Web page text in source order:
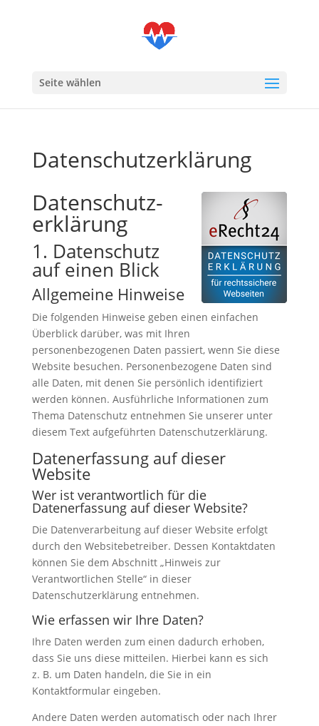
Seite wählen
Datenschutzerklärung
Datenschutz­
erklärung
1. Datenschutz
auf einen Blick
Allgemeine Hinweise
Die folgenden Hinweise geben einen einfachen
Überblick darüber, was mit Ihren
personenbezogenen Daten passiert, wenn Sie diese
Website besuchen. Personenbezogene Daten sind
alle Daten, mit denen Sie persönlich identifiziert
werden können. Ausführliche Informationen zum
Thema Datenschutz entnehmen Sie unserer unter
diesem Text aufgeführten Datenschutzerklärung.
Datenerfassung auf dieser
Website
Wer ist verantwortlich für die
Datenerfassung auf dieser Website?
Die Datenverarbeitung auf dieser Website erfolgt
durch den Websitebetreiber. Dessen Kontaktdaten
können Sie dem Abschnitt „Hinweis zur
Verantwortlichen Stelle“ in dieser
Datenschutzerklärung entnehmen.
Wie erfassen wir Ihre Daten?
Ihre Daten werden zum einen dadurch erhoben,
dass Sie uns diese mitteilen. Hierbei kann es sich
z. B. um Daten handeln, die Sie in ein
Kontaktformular eingeben.
Andere Daten werden automatisch oder nach Ihrer